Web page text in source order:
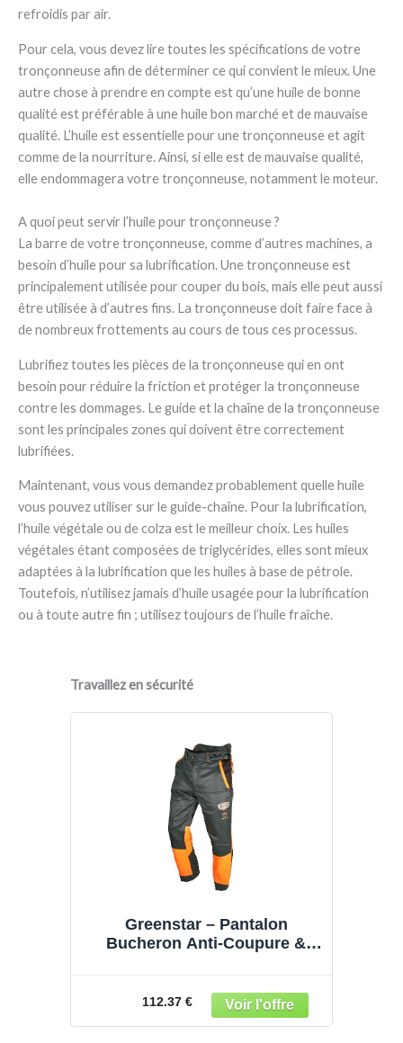
refroidis par air.
Pour cela, vous devez lire toutes les spécifications de votre
tronçonneuse afin de déterminer ce qui convient le mieux. Une
autre chose à prendre en compte est qu’une huile de bonne
qualité est préférable à une huile bon marché et de mauvaise
qualité. L’huile est essentielle pour une tronçonneuse et agit
comme de la nourriture. Ainsi, si elle est de mauvaise qualité,
elle endommagera votre tronçonneuse, notamment le moteur.
A quoi peut servir l’huile pour tronçonneuse ?
La barre de votre tronçonneuse, comme d’autres machines, a
besoin d’huile pour sa lubrification. Une tronçonneuse est
principalement utilisée pour couper du bois, mais elle peut aussi
être utilisée à d’autres fins. La tronçonneuse doit faire face à
de nombreux frottements au cours de tous ces processus.
Lubrifiez toutes les pièces de la tronçonneuse qui en ont
besoin pour réduire la friction et protéger la tronçonneuse
contre les dommages. Le guide et la chaîne de la tronçonneuse
sont les principales zones qui doivent être correctement
lubrifiées.
Maintenant, vous vous demandez probablement quelle huile
vous pouvez utiliser sur le guide-chaîne. Pour la lubrification,
l’huile végétale ou de colza est le meilleur choix. Les huiles
végétales étant composées de triglycérides, elles sont mieux
adaptées à la lubrification que les huiles à base de pétrole.
Toutefois, n’utilisez jamais d’huile usagée pour la lubrification
ou à toute autre fin ; utilisez toujours de l’huile fraîche.
Travaillez en sécurité
Greenstar – Pantalon
Bucheron Anti-Coupure &
112.37 €